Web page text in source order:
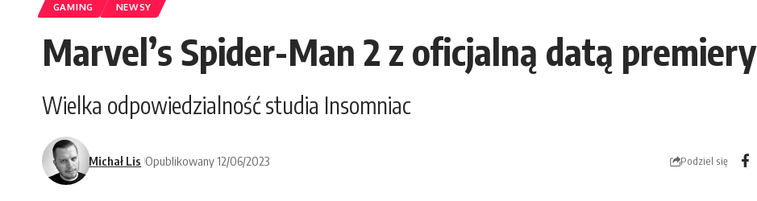
GAMING NEWSY
Marvel’s Spider-Man 2 z oficjalną datą premiery
Wielka odpowiedzialność studia Insomniac
Michał Lis Opublikowany 12/06/2023 Podziel się